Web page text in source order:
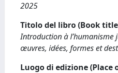
2025
Titolo del libro (Book
Introduction à l’humanisme
œuvres, idées, formes et
Luogo di edizione